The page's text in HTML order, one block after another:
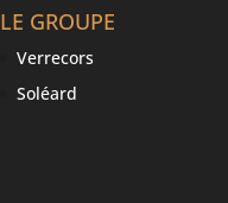
LE GROUPE
Verrecors
Soléard